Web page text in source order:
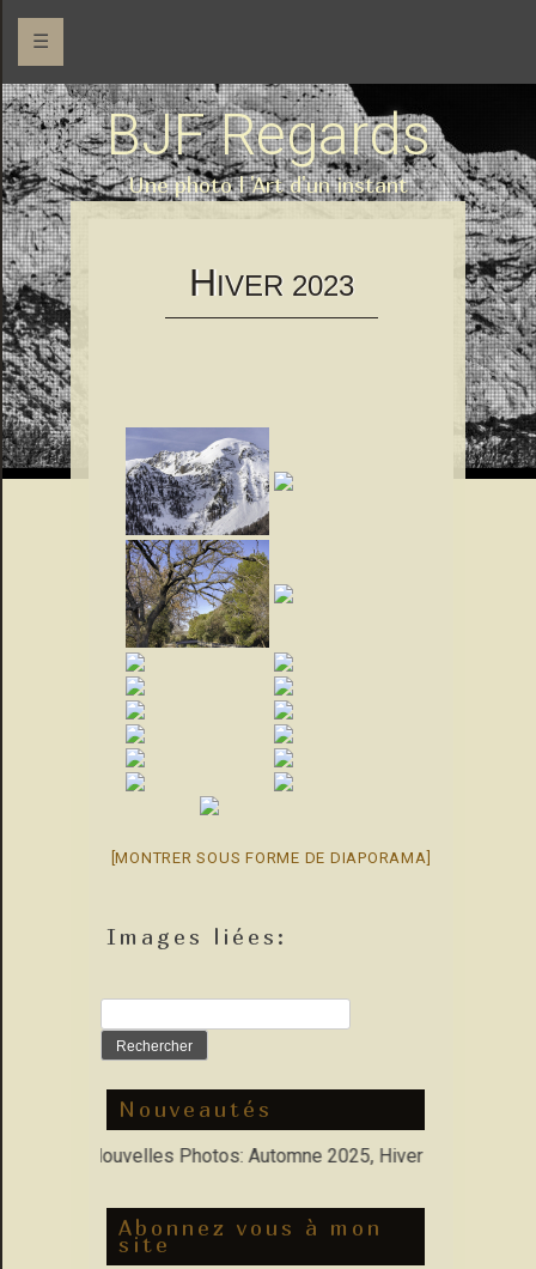
☰
BJF Regards
Une photo l 'Art d'un instant
HIVER 2023
[MONTRER SOUS FORME DE DIAPORAMA]
Images liées:
Nouveautés
: Nouvelles Photos: Automne 2025, Hiver 2026
Abonnez vous à mon
site